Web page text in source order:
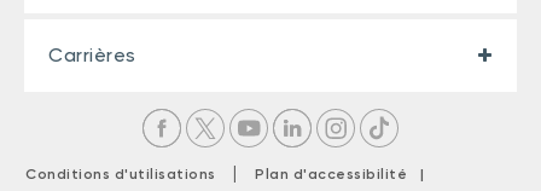
Carrières
Conditions d'utilisations | Plan d'accessibilité |